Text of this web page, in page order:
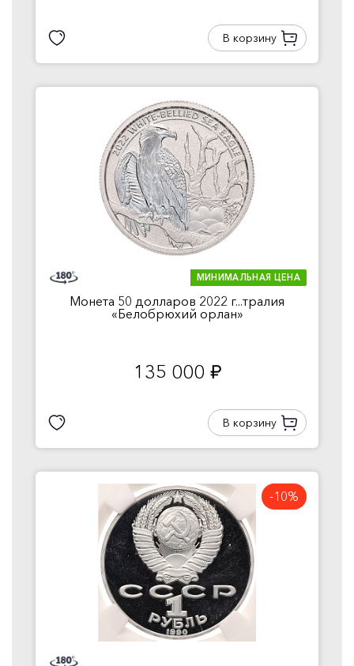
В корзину
МИНИМАЛЬНАЯ ЦЕНА
Монета 50 долларов 2022 г...тралия
«Белобрюхий орлан»
135 000 руб.
В корзину
-10%